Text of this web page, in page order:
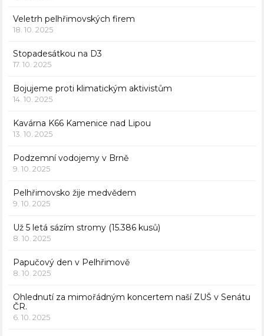
Veletrh pelhřimovských firem
18. 10. 2025
Stopadesátkou na D3
17. 10. 2025
Bojujeme proti klimatickým aktivistům
14. 10. 2025
Kavárna K66 Kamenice nad Lipou
13. 10. 2025
Podzemní vodojemy v Brně
9. 10. 2025
Pelhřimovsko žije medvědem
9. 10. 2025
Už 5 letá sázím stromy (15.386 kusů)
8. 10. 2025
Papučový den v Pelhřimově
8. 10. 2025
Ohlednutí za mimořádným koncertem naší ZUŠ v Senátu
ČR.
6. 10. 2025